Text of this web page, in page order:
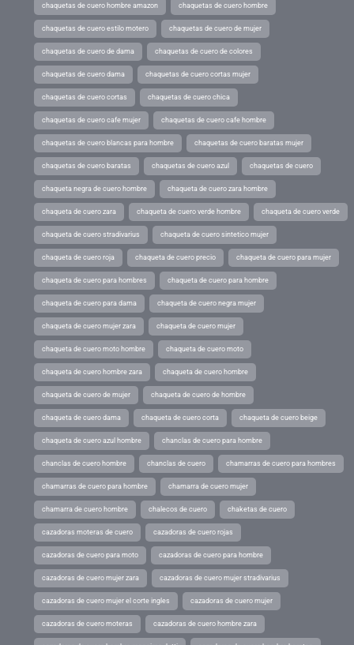
chaquetas de cuero hombre amazon chaquetas de cuero hombre
chaquetas de cuero estilo motero chaquetas de cuero de mujer
chaquetas de cuero de dama chaquetas de cuero de colores
chaquetas de cuero dama chaquetas de cuero cortas mujer
chaquetas de cuero cortas chaquetas de cuero chica
chaquetas de cuero cafe mujer chaquetas de cuero cafe hombre
chaquetas de cuero blancas para hombre chaquetas de cuero baratas mujer
chaquetas de cuero baratas chaquetas de cuero azul chaquetas de cuero
chaqueta negra de cuero hombre chaqueta de cuero zara hombre
chaqueta de cuero zara chaqueta de cuero verde hombre chaqueta de cuero verde
chaqueta de cuero stradivarius chaqueta de cuero sintetico mujer
chaqueta de cuero roja chaqueta de cuero precio chaqueta de cuero para mujer
chaqueta de cuero para hombres chaqueta de cuero para hombre
chaqueta de cuero para dama chaqueta de cuero negra mujer
chaqueta de cuero mujer zara chaqueta de cuero mujer
chaqueta de cuero moto hombre chaqueta de cuero moto
chaqueta de cuero hombre zara chaqueta de cuero hombre
chaqueta de cuero de mujer chaqueta de cuero de hombre
chaqueta de cuero dama chaqueta de cuero corta chaqueta de cuero beige
chaqueta de cuero azul hombre chanclas de cuero para hombre
chanclas de cuero hombre chanclas de cuero chamarras de cuero para hombres
chamarras de cuero para hombre chamarra de cuero mujer
chamarra de cuero hombre chalecos de cuero chaketas de cuero
cazadoras moteras de cuero cazadoras de cuero rojas
cazadoras de cuero para moto cazadoras de cuero para hombre
cazadoras de cuero mujer zara cazadoras de cuero mujer stradivarius
cazadoras de cuero mujer el corte ingles cazadoras de cuero mujer
cazadoras de cuero moteras cazadoras de cuero hombre zara